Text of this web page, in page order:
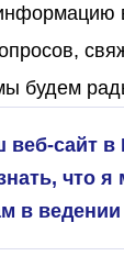
будем
сайт в
что я
в ведении